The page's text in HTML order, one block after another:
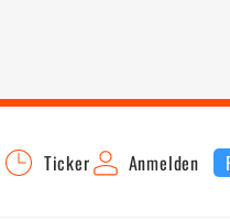
Ticker Anmelden